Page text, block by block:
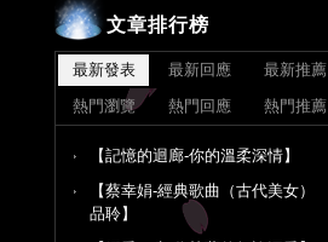
文章排行榜
最新發表 最新回應
最新推薦
熱門瀏覽
熱門回應 熱門推薦
【記憶的迴廊-你的溫柔深情】
【蔡幸娟-經典歌曲（古代美女）
品聆】